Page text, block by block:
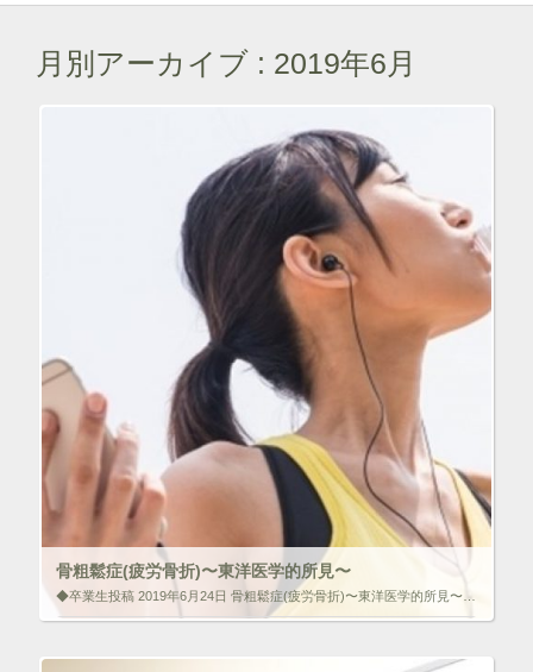
コンテンツに移動
月別アーカイブ : 2019年6月
骨粗鬆症(疲労骨折)〜東洋医学的所見〜
◆卒業生投稿 2019年6月24日 骨粗鬆症(疲労骨折)〜東洋医学的所見〜 女性アスリートの三主徴(Female Athlete Triad)の1つである骨粗鬆症は東洋医学的視点でみるとアスリートに多い疲労骨折も含まれる […]
クリック!!